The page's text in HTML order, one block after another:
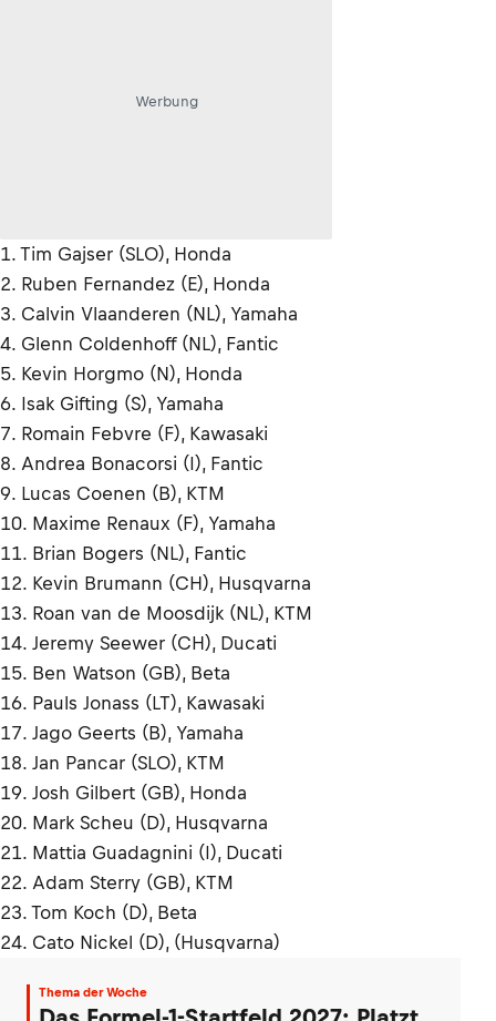
Werbung
1. Tim Gajser (SLO), Honda
2. Ruben Fernandez (E), Honda
3. Calvin Vlaanderen (NL), Yamaha
4. Glenn Coldenhoff (NL), Fantic
5. Kevin Horgmo (N), Honda
6. Isak Gifting (S), Yamaha
7. Romain Febvre (F), Kawasaki
8. Andrea Bonacorsi (I), Fantic
9. Lucas Coenen (B), KTM
10. Maxime Renaux (F), Yamaha
11. Brian Bogers (NL), Fantic
12. Kevin Brumann (CH), Husqvarna
13. Roan van de Moosdijk (NL), KTM
14. Jeremy Seewer (CH), Ducati
15. Ben Watson (GB), Beta
16. Pauls Jonass (LT), Kawasaki
17. Jago Geerts (B), Yamaha
18. Jan Pancar (SLO), KTM
19. Josh Gilbert (GB), Honda
20. Mark Scheu (D), Husqvarna
21. Mattia Guadagnini (I), Ducati
22. Adam Sterry (GB), KTM
23. Tom Koch (D), Beta
24. Cato Nickel (D), (Husqvarna)
Thema der Woche